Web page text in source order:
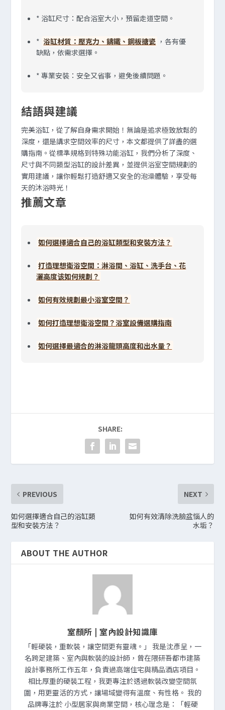
* 浴缸尺寸：配合浴室大小，預留走道空間。
* 浴缸材質：壓克力、鑄鐵、鋼板搪瓷 ，各有優
缺點，依需求選擇。
* 專業安裝：安全又省事，避免後續問題。
結語與建議
完美浴缸，從了解自身需求開始！無論是追求極致放鬆的
深度，還是講求空間效率的尺寸，本文都提供了詳盡的選
購指南。從標準規格到特殊功能浴缸，我們分析了深度、
尺寸與不同類型浴缸的設計差異，並提供浴室空間規劃的
實用建議，讓你輕鬆打造舒適又安全的泡澡體驗，享受每
天的沐浴時光！
推薦文章
如何選擇適合自己的浴缸類型和安裝方法？
打造理想衛浴空間：淋浴間、浴缸、洗手台、花
灑高度该如何規劃？
如何有效規劃最小浴室空間？
如何打造理想衛浴空間？浴室設備選購指南
如何選擇最適合的淋浴龍頭高度和出水量？
SHARE:
PREVIOUS
如何選擇適合自己的浴缸類
型和安裝方法？
NEXT
如何有效清除洗臉盆惱人的
水垢？
ABOUT THE AUTHOR
室顏所 | 室內設計知識庫
「輕硬裝，重軟裝，讓空間更有靈魂。」 我是沈彥呈，一
名跨足建築、室內與軟裝的設計師，曾在隈研吾都市建築
設計事務所工作五年，負責過高端住宅與精品酒店項目。
相比厚重的硬裝工程，我更專注於透過軟裝改變空間氛
圍，用更靈活的方式，讓場域變得有溫度、有性格。 我的
品牌專注於 小型居家與商業空間，核心理念是：「輕硬